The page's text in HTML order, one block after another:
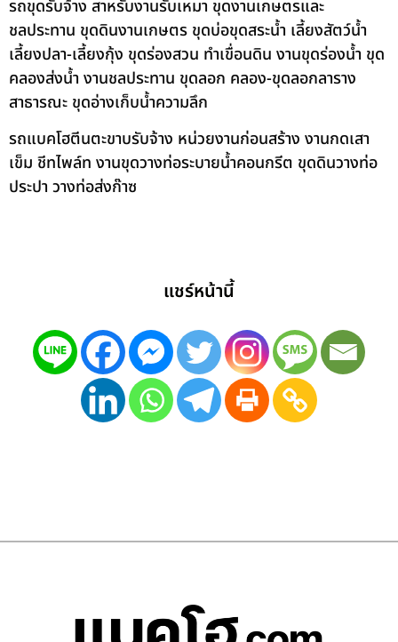
รถขุดรับจ้าง สาหรับงานรับเหมา ขุดงานเกษตรและ
ชลประทาน ขุดดินงานเกษตร ขุดบ่อขุดสระน้ำ เลี้ยงสัตว์น้ำ
เลี้ยงปลา-เลี้ยงกุ้ง ขุดร่องสวน ทำเขื่อนดิน งานขุดร่องน้ำ ขุด
คลองส่งน้ำ งานชลประทาน ขุดลอก คลอง-ขุดลอกลาราง
สาธารณะ ขุดอ่างเก็บน้ำความลึก
รถแบคโฮตีนตะขาบรับจ้าง หน่วยงานก่อนสร้าง งานกดเสา
เข็ม ชีทไพล์ท งานขุดวางท่อระบายน้ำคอนกรีต ขุดดินวางท่อ
ประปา วางท่อส่งก๊าซ
แชร์หน้านี้